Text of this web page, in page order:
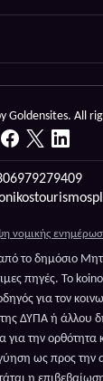
Goldensites. All
νομικής
το δημόσιο
πηγές. Το
για τον
της ΔΥΠΑ ή άλλου
για την
ως προς την